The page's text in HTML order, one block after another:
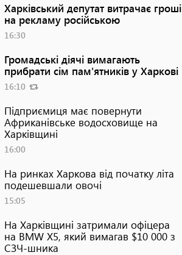
Харківський депутат витрачає гроші
на рекламу російською
16:30
Громадські діячі вимагають
прибрати сім пам'ятників у Харкові
16:10
Підприємиця має повернути
Африканівське водосховище на
Харківщині
16:00
На ринках Харкова від початку літа
подешевшали овочі
15:05
На Харківщині затримали офіцера
на BMW Х5, який вимагав $10 000 з
СЗЧ-шника